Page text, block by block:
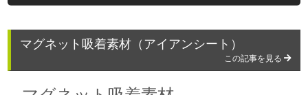
マグネット吸着素材（アイアンシート）
この記事を見る